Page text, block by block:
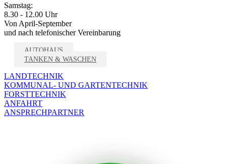
Samstag:
8.30 - 12.00 Uhr
Von April-September
und nach telefonischer Vereinbarung
AUTOHAUS
TANKEN & WASCHEN
LANDTECHNIK
KOMMUNAL- UND GARTENTECHNIK
FORSTTECHNIK
ANFAHRT
ANSPRECHPARTNER